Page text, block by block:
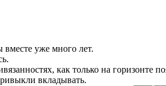
вместе уже много лет.
как только на горизонте
вкладывать.